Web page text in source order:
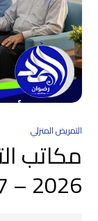
التمريض المنزلي
مكاتب
2026 – 2027